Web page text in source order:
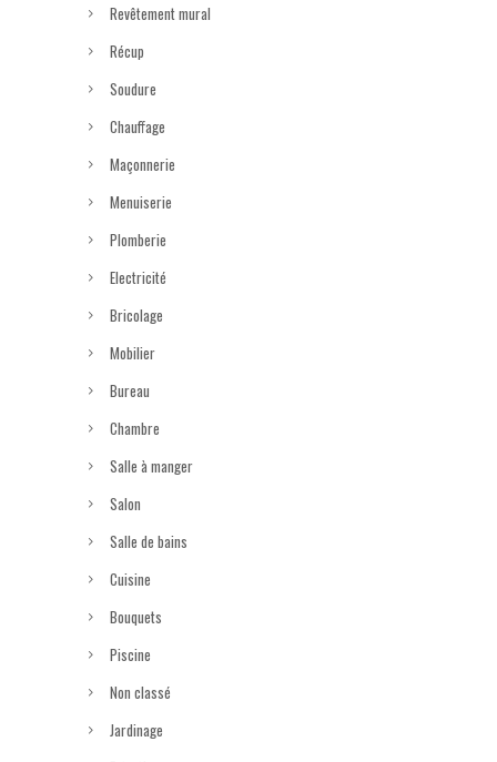
Revêtement mural
Récup
Soudure
Chauffage
Maçonnerie
Menuiserie
Plomberie
Electricité
Bricolage
Mobilier
Bureau
Chambre
Salle à manger
Salon
Salle de bains
Cuisine
Bouquets
Piscine
Non classé
Jardinage